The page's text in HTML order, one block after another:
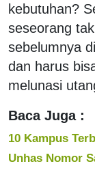
kebutuhan?
seseorang
sebelumnya
dan harus
melunasi
Baca Juga :
10 Kampus
Unhas Nomor